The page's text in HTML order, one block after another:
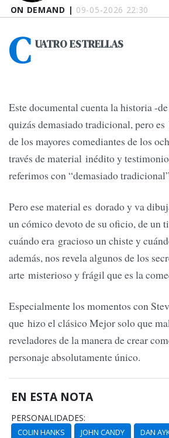
ON DEMAND | 09-05-2026 22:30
C UATRO ESTRELLAS
Este documental cuenta la historia -
quizás demasiado tradicional, pero
de los mayores comediantes de los
través de material inédito y
referimos con “demasiado
Pero ese material es dorado y va
un cómico devoto de su oficio, de un
cuándo era gracioso un chiste y
además, nos revela algunos de los
arte misterioso y frágil que es la
Especialmente los momentos con
que hizo el clásico Mejor solo que
reveladores de la manera de crear
personaje absolutamente único.
EN ESTA NOTA
PERSONALIDADES:
COLIN HANKS JOHN CANDY
DAN